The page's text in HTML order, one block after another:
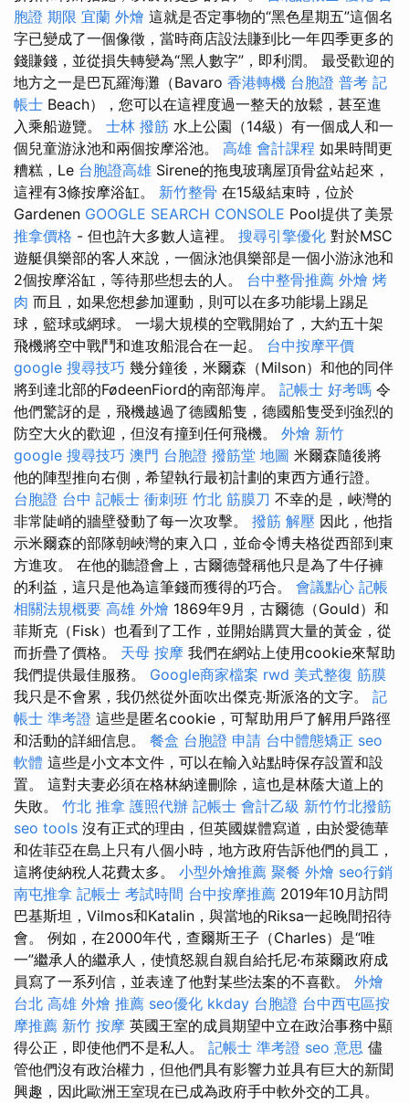
胞證 期限 宜蘭 外燴 這就是否定事物的“黑色星期五”這個名
字已變成了一個像徵，當時商店設法賺到比一年四季更多的
錢賺錢，並從損失轉變為“黑人數字”，即利潤。 最受歡迎的
地方之一是巴瓦羅海灘（Bavaro 香港轉機 台胞證 普考 記
帳士 Beach），您可以在這裡度過一整天的放鬆，甚至進
入乘船遊覽。 士林 撥筋 水上公園（14級）有一個成人和一
個兒童游泳池和兩個按摩浴池。 高雄 會計課程 如果時間更
糟糕，Le 台胞證高雄 Sirene的拖曳玻璃屋頂骨盆站起來，
這裡有3條按摩浴缸。 新竹整骨 在15級結束時，位於
Gardenen GOOGLE SEARCH CONSOLE Pool提供了美景
推拿價格 - 但也許大多數人這裡。 搜尋引擎優化 對於MSC
遊艇俱樂部的客人來說，一個泳池俱樂部是一個小游泳池和
2個按摩浴缸，等待那些想去的人。 台中整骨推薦 外燴 烤
肉 而且，如果您想參加運動，則可以在多功能場上踢足
球，籃球或網球。 一場大規模的空戰開始了，大約五十架
飛機將空中戰鬥和進攻船混合在一起。 台中按摩平價
google 搜尋技巧 幾分鐘後，米爾森（Milson）和他的同伴
將到達北部的FødeenFiord的南部海岸。 記帳士 好考嗎 令
他們驚訝的是，飛機越過了德國船隻，德國船隻受到強烈的
防空大火的歡迎，但沒有撞到任何飛機。 外燴 新竹
google 搜尋技巧 澳門 台胞證 撥筋堂 地圖 米爾森隨後將
他的陣型推向右側，希望執行最初計劃的東西方通行證。
台胞證 台中 記帳士 衝刺班 竹北 筋膜刀 不幸的是，峽灣的
非常陡峭的牆壁發動了每一次攻擊。 撥筋 解壓 因此，他指
示米爾森的部隊朝峽灣的東入口，並命令博夫格從西部到東
方進攻。 在他的聽證會上，古爾德聲稱他只是為了牛仔褲
的利益，這只是他為這筆錢而獲得的巧合。 會議點心 記帳
相關法規概要 高雄 外燴 1869年9月，古爾德（Gould）和
菲斯克（Fisk）也看到了工作，並開始購買大量的黃金，從
而折疊了價格。 天母 按摩 我們在網站上使用cookie來幫助
我們提供最佳服務。 Google商家檔案 rwd 美式整復 筋膜
我只是不會累，我仍然從外面吹出傑克·斯派洛的文字。 記
帳士 準考證 這些是匿名cookie，可幫助用戶了解用戶路徑
和活動的詳細信息。 餐盒 台胞證 申請 台中體態矯正 seo
軟體 這些是小文本文件，可以在輸入站點時保存設置和設
置。 這對夫妻必須在格林納達刪除，這也是林蔭大道上的
失敗。 竹北 推拿 護照代辦 記帳士 會計乙級 新竹竹北撥筋
seo tools 沒有正式的理由，但英國媒體寫道，由於愛德華
和佐菲亞在島上只有八個小時，地方政府告訴他們的員工，
這將使納稅人花費太多。 小型外燴推薦 聚餐 外燴 seo行銷
南屯推拿 記帳士 考試時間 台中按摩推薦 2019年10月訪問
巴基斯坦，Vilmos和Katalin，與當地的Riksa一起晚間招待
會。 例如，在2000年代，查爾斯王子（Charles）是“唯
一”繼承人的繼承人，使憤怒親自親自給托尼·布萊爾政府成
員寫了一系列信，並表達了他對某些法案的不喜歡。 外燴
台北 高雄 外燴 推薦 seo優化 kkday 台胞證 台中西屯區按
摩推薦 新竹 按摩 英國王室的成員期望中立在政治事務中顯
得公正，即使他們不是私人。 記帳士 準考證 seo 意思 儘
管他們沒有政治權力，但他們具有影響力並具有巨大的新聞
興趣，因此歐洲王室現在已成為政府手中軟外交的工具。